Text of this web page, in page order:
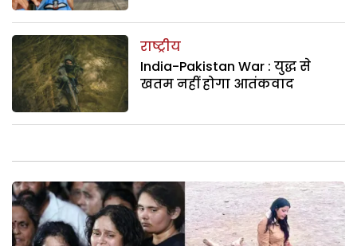
राष्ट्रीय
India-Pakistan War : युद्ध से
खतम नहीं होगा आतंकवाद